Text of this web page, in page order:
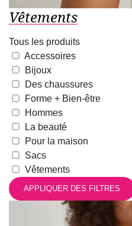
Vêtements
Tous les produits
Accessoires
Bijoux
Des chaussures
Forme + Bien-être
Hommes
La beauté
Pour la maison
Sacs
Vêtements
APPLIQUER DES FILTRES